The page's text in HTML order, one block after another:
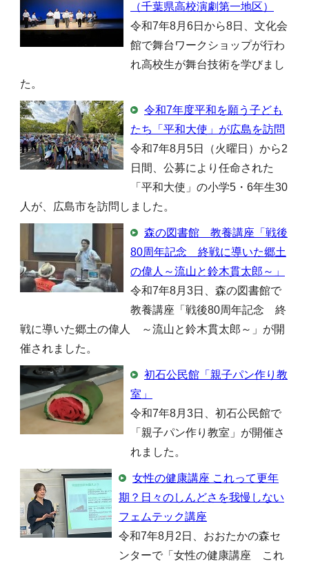
（千葉県高校演劇第一地区）
令和7年8月6日から8日、文化会
館で舞台ワークショップが行わ
れ高校生が舞台技術を学びまし
た。
令和7年度平和を願う子ども
たち「平和大使」が広島を訪問
令和7年8月5日（火曜日）から2
日間、公募により任命された
「平和大使」の小学5・6年生30
人が、広島市を訪問しました。
森の図書館 教養講座「戦後
80周年記念 終戦に導いた郷土
の偉人～流山と鈴木貫太郎～」
令和7年8月3日、森の図書館で
教養講座「戦後80周年記念 終
戦に導いた郷土の偉人 ～流山と鈴木貫太郎～」が開
催されました。
初石公民館「親子パン作り教
室」
令和7年8月3日、初石公民館で
「親子パン作り教室」が開催さ
れました。
女性の健康講座 これって更年
期？日々のしんどさを我慢しない
フェムテック講座
令和7年8月2日、おおたかの森セ
ンターで「女性の健康講座 これ